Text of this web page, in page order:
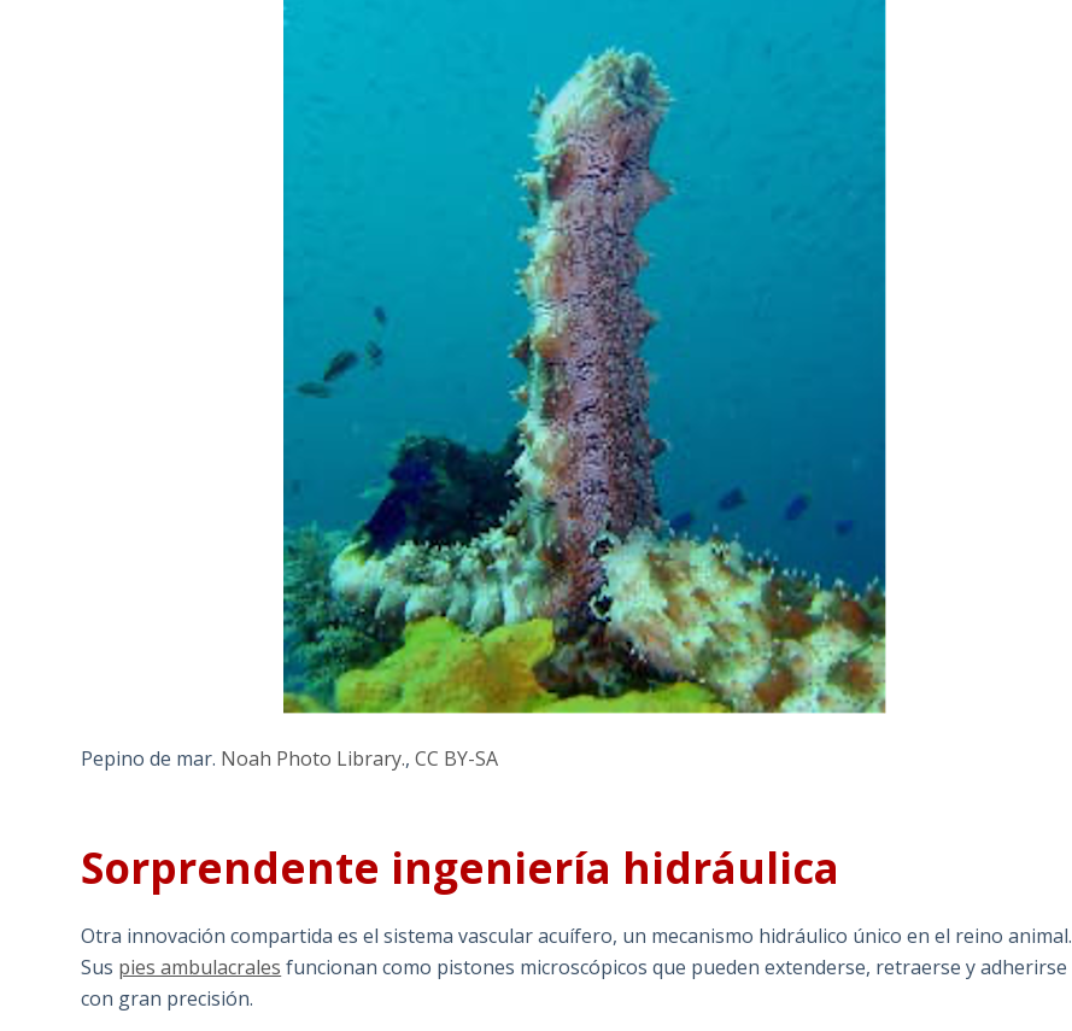
Pepino de mar. Noah Photo Library.,CC BY-SA
Sorprendente ingeniería hidráulica
Otra innovación compartida es el sistema vascular acuífero, un mecanismo hidráulico único en el reino animal.
Sus pies ambulacrales funcionan como pistones microscópicos que pueden extenderse, retraerse y adherirse
con gran precisión.